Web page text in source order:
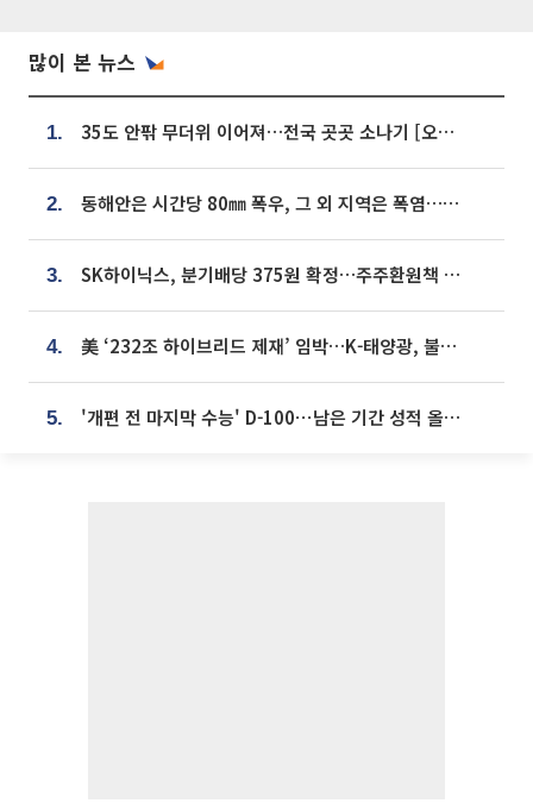
많이 본 뉴스
1. 35도 안팎 무더위 이어져…전국 곳곳 소나기 [오늘 날씨]
2. 동해안은 시간당 80㎜ 폭우, 그 외 지역은 폭염…‘극과 극 날씨’
3. SK하이닉스, 분기배당 375원 확정…주주환원책 9월로 앞당겨 발표
4. 美 ‘232조 하이브리드 제재’ 임박…K-태양광, 불확실성 털고 날개 다나
5. '개편 전 마지막 수능' D-100⋯남은 기간 성적 올릴 전략은